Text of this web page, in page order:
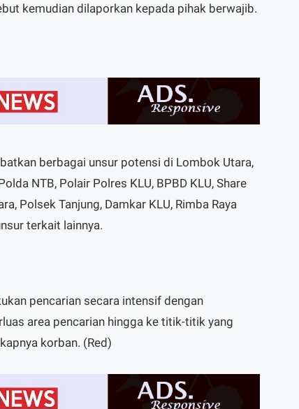
kemudian dilaporkan kepada pihak berwajib.
berbagai unsur potensi di Lombok Utara,
NTB, Polair Polres KLU, BPBD KLU, Share
Polsek Tanjung, Damkar KLU, Rimba Raya
terkait lainnya.
pencarian secara intensif dengan
area pencarian hingga ke titik-titik yang
korban. (Red)